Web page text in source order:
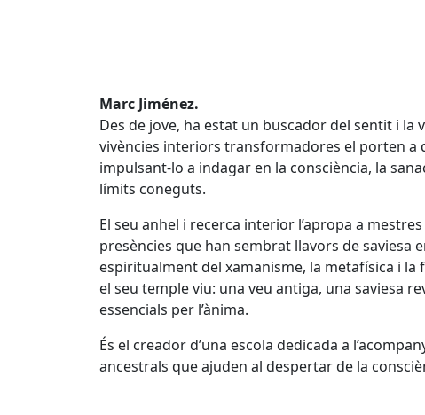
Marc Jiménez.
Des de jove, ha estat un buscador del sentit i
vivències interiors transformadores el porten a
impulsant-lo a indagar en la consciència, la
límits coneguts.
El seu anhel i recerca interior l’apropa a
presències que han sembrat llavors de saviesa
espiritualment del xamanisme, la metafísica i
el seu temple viu: una veu antiga, una saviesa
essencials per l’ànima.
És el creador d’una escola dedicada a
ancestrals que ajuden al despertar de la